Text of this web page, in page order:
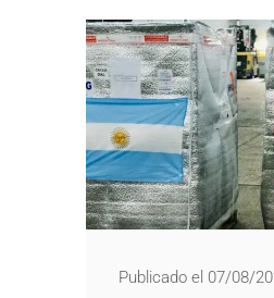
Publicado el 07/08/